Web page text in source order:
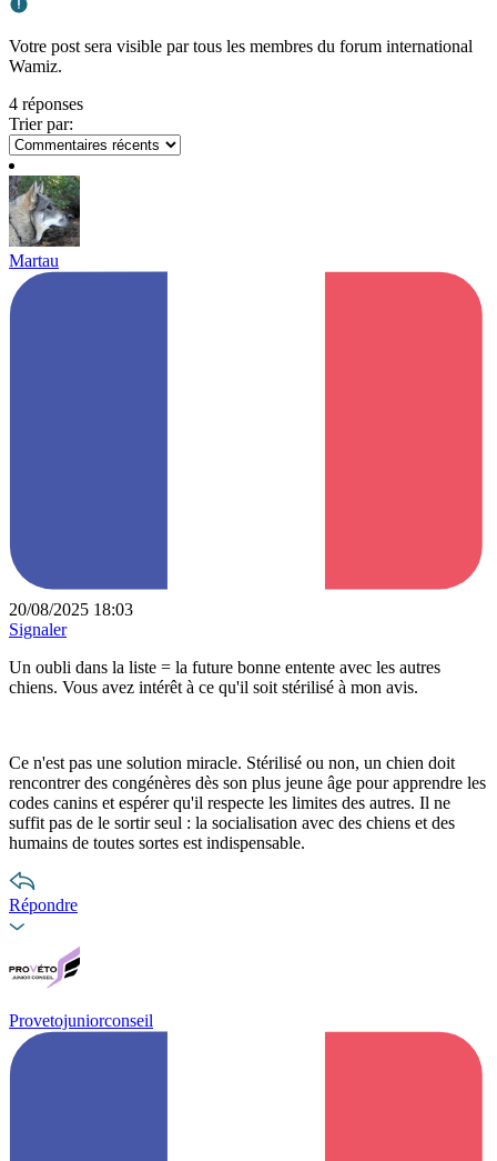
Votre post sera visible par tous les membres du forum international
Wamiz.
4 réponses
Trier par:
Martau
20/08/2025 18:03
Signaler
Un oubli dans la liste = la future bonne entente avec les autres
chiens. Vous avez intérêt à ce qu'il soit stérilisé à mon avis.
Ce n'est pas une solution miracle. Stérilisé ou non, un chien doit
rencontrer des congénères dès son plus jeune âge pour apprendre les
codes canins et espérer qu'il respecte les limites des autres. Il ne
suffit pas de le sortir seul : la socialisation avec des chiens et des
humains de toutes sortes est indispensable.
Répondre
Provetojuniorconseil